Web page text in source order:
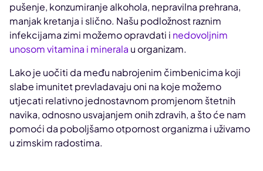
pušenje, konzumiranje alkohola, nepravilna prehrana,
manjak kretanja i slično. Našu podložnost raznim
infekcijama zimi možemo opravdati i nedovoljnim
unosom vitamina i minerala u organizam.
Lako je uočiti da među nabrojenim čimbenicima koji
slabe imunitet prevladavaju oni na koje možemo
utjecati relativno jednostavnom promjenom štetnih
navika, odnosno usvajanjem onih zdravih, a što će nam
pomoći da poboljšamo otpornost organizma i uživamo
u zimskim radostima.